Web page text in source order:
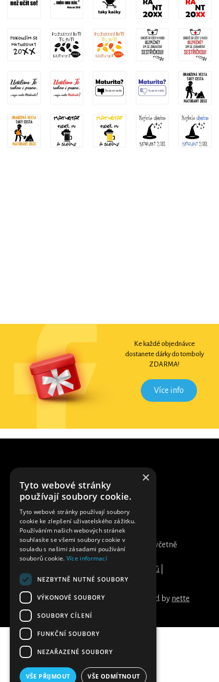
Ke každé objednávce
dostanete dárky do tomboly
ZDARMA!
Více info
DDs group s.r.o. | IČ: 28146298, DIČ:
CZ28146298 | Všechny ceny uvedeny včetně
DPH | Žižkova tř. 309/12 37001 České
Ochrana osobních údajů
Partneři
created by LEX LOCI | powered by nette
×
Tyto webové stránky
používají soubory cookie.
Tyto webové stránky používají soubory
cookie ke zlepšení uživatelského zážitku.
Používáním našich webových stránek
souhlasíte se všemi soubory cookie v
souladu s našimi zásadami používání
souborů cookie. Více informací
NEZBYTNĚ NUTNÉ SOUBORY
VÝKONOVÉ SOUBORY
SOUBORY CÍLENÍ
FUNKČNÍ SOUBORY
NEZAŘAZENÉ SOUBORY
VŠE PŘIJMOUT VŠE ODMÍTNOUT